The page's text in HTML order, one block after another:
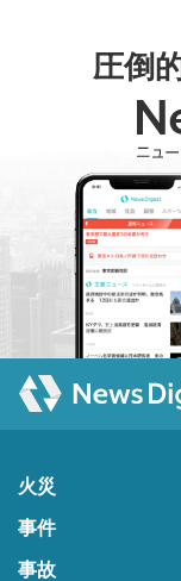
圧倒
火災
事件
事故